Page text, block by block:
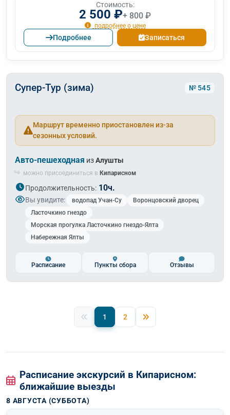
Стоимость:
2 500 ₽+ 800 ₽
подробнее о цене
Подробнее Записаться
Супер-Тур (зима) № 545
Маршрут временно приостановлен из-за
сезонных условий.
Авто-пешеходная изАлушты
можно присоединиться в Кипарисном
Продолжительность: 10ч.
Вы увидите: водопад Учан-Су
Воронцовский дворец
Ласточкино гнездо
Морская прогулка Ласточкино гнездо-Ялта
Набережная Ялты
Расписание Пункты сбора Отзывы
1 2
Расписание экскурсий в Кипарисном:
ближайшие выезды
8 АВГУСТА (СУББОТА)